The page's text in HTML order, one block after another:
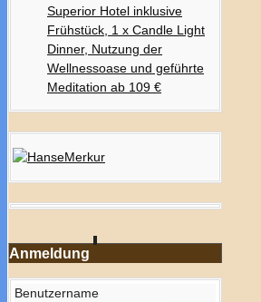
Superior Hotel inklusive
Frühstück, 1 x Candle Light
Dinner, Nutzung der
Wellnessoase und geführte
Meditation ab 109 €
Anmeldung
Benutzername